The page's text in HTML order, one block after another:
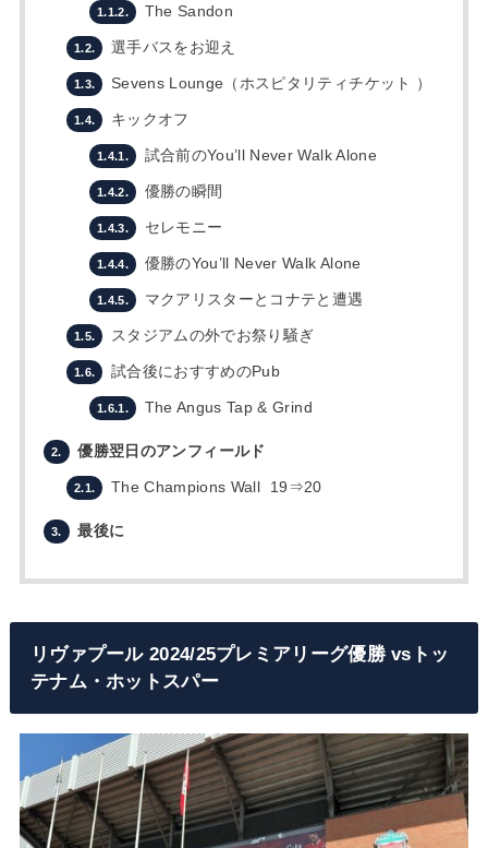
1.1.2. The Sandon
1.2. 選手バスをお迎え
1.3. Sevens Lounge（ホスピタリティチケット ）
1.4. キックオフ
1.4.1. 試合前のYou’ll Never Walk Alone
1.4.2. 優勝の瞬間
1.4.3. セレモニー
1.4.4. 優勝のYou’ll Never Walk Alone
1.4.5. マクアリスターとコナテと遭遇
1.5. スタジアムの外でお祭り騒ぎ
1.6. 試合後におすすめのPub
1.6.1. The Angus Tap & Grind
2. 優勝翌日のアンフィールド
2.1. The Champions Wall 19⇒20
3. 最後に
リヴァプール 2024/25プレミアリーグ優勝 vsトッ
テナム・ホットスパー